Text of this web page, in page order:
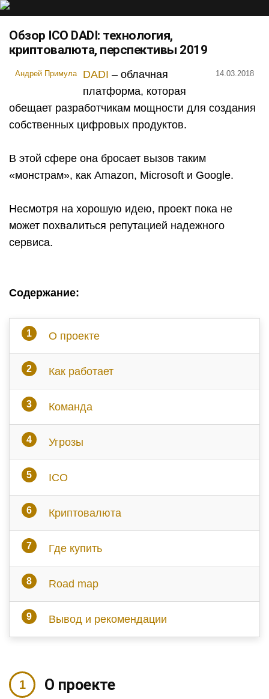
Обзор ICO DADI: технология,
криптовалюта, перспективы 2019
Андрей Примула 14.03.2018
DADI – облачная
платформа, которая
обещает разработчикам мощности для создания
собственных цифровых продуктов.
В этой сфере она бросает вызов таким
«монстрам», как Amazon, Microsoft и Google.
Несмотря на хорошую идею, проект пока не
может похвалиться репутацией надежного
сервиса.
Содержание:
О проекте
Как работает
Команда
Угрозы
ICO
Криптовалюта
Где купить
Road map
Вывод и рекомендации
О проекте